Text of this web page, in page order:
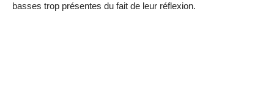
basses trop présentes du fait de leur réflexion.